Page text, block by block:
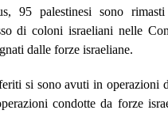
95 palestinesi sono
di coloni israeliani nelle
dalle forze israeliane.
si sono avuti in operazioni
condotte da forze